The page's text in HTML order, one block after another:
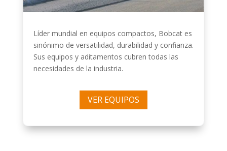
Líder mundial en equipos compactos, Bobcat es
sinónimo de versatilidad, durabilidad y confianza.
Sus equipos y aditamentos cubren todas las
necesidades de la industria.
VER EQUIPOS